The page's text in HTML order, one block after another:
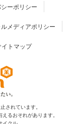
ーポリシー
メディアポリシー
イトマップ
されています。
えるおそれがあります。